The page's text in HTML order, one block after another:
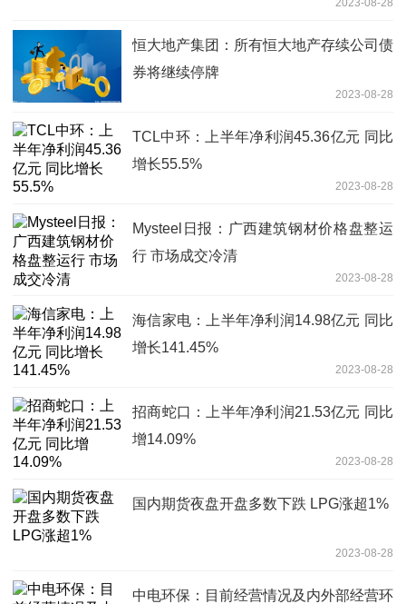
恒大地产集团：所有恒大地产存续公司债
券将继续停牌
2023-08-28
TCL中环：上半年净利润45.36亿元 同比
增长55.5%
2023-08-28
Mysteel日报：广西建筑钢材价格盘整运
行 市场成交冷清
2023-08-28
海信家电：上半年净利润14.98亿元 同比
增长141.45%
2023-08-28
招商蛇口：上半年净利润21.53亿元 同比
增14.09%
2023-08-28
国内期货夜盘开盘多数下跌 LPG涨超1%
2023-08-28
中电环保：目前经营情况及内外部经营环